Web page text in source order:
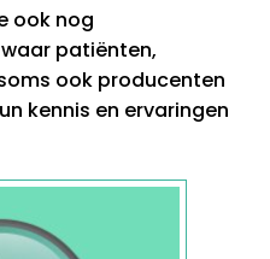
ook nog
waar patiënten,
ook producenten
kennis en ervaringen